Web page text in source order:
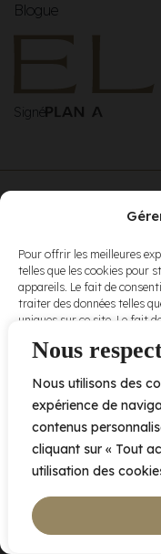
Nous
Nous utilisons des
expérience de
contenus
cliquant sur « Tout
utilisation des
Pour offrir les meilleures
telles que les cookies pour
appareils. Le fait de
traiter des données telles
uniques sur ce site. Le fait
et fonctions.
Blogue
Signé
conditions
d’utilisationet
nospolitiques
de
confidentialité .
2005